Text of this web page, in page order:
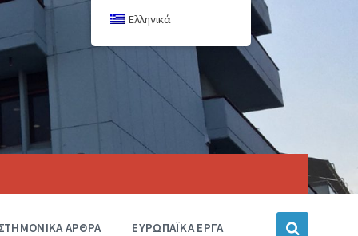
ΑΡΘΡΑ ΕΥΡΩΠΑΪΚΑ ΕΡΓΑ
Ελληνικά